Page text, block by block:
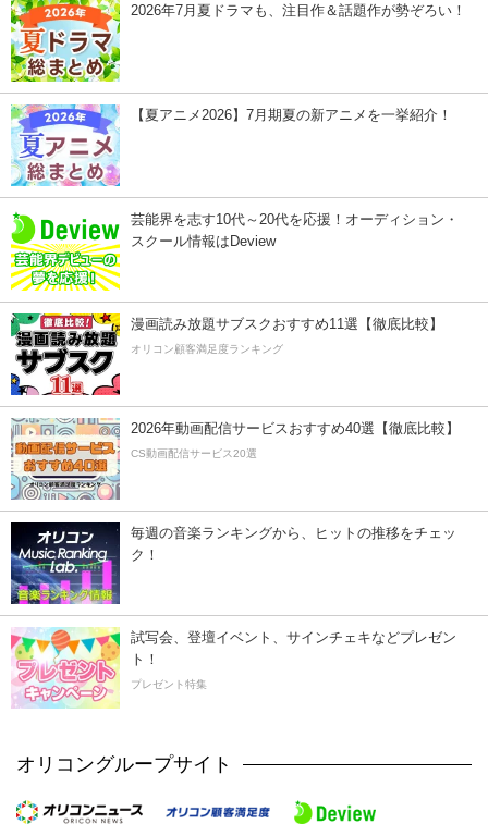
2026年7月夏ドラマも、注目作＆話題作が勢ぞろい！
【夏アニメ2026】7月期夏の新アニメを一挙紹介！
芸能界を志す10代～20代を応援！オーディション・
スクール情報はDeview
漫画読み放題サブスクおすすめ11選【徹底比較】
オリコン顧客満足度ランキング
2026年動画配信サービスおすすめ40選【徹底比較】
CS動画配信サービス20選
毎週の音楽ランキングから、ヒットの推移をチェッ
ク！
試写会、登壇イベント、サインチェキなどプレゼン
ト！
プレゼント特集
オリコングループサイト